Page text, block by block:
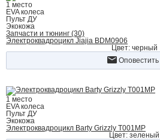
1 место
EVA колеса
Пульт ДУ
Экокожа
Запчасти и тюнинг (30)
Электроквадроцикл Jiajia BDM0906
Цвет: черный
Оповестить
1 место
EVA колеса
Пульт ДУ
Экокожа
Электроквадроцикл Barty Grizzly Т001МР
Цвет: зеленый